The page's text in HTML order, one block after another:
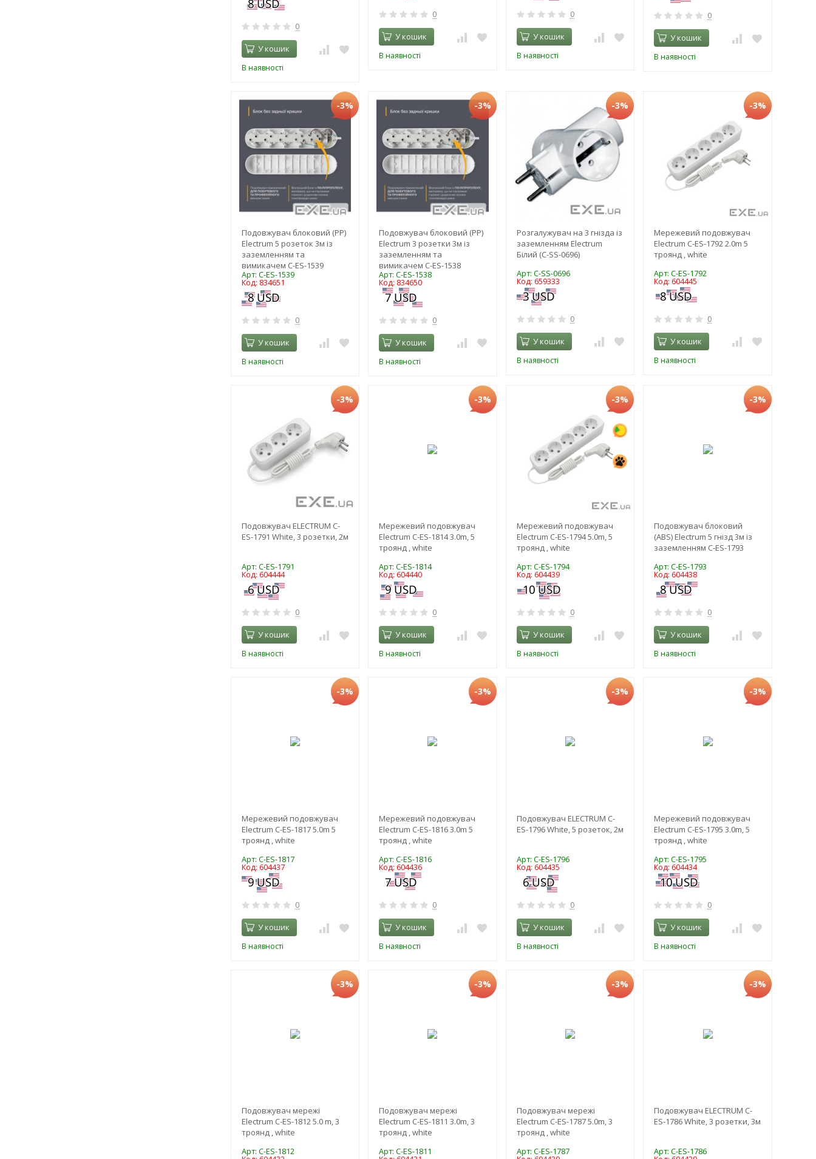
0
У кошик
В наявності
0
У кошик
В наявності
0
У кошик
В наявності
0
У кошик
В наявності
-3%
Подовжувач блоковий (PP)
Electrum 5 розеток 3м із
заземленням та
вимикачем C-ES-1539
Арт: C-ES-1539
Код: 834651
0
У кошик
В наявності
-3%
Подовжувач блоковий (PP)
Electrum 3 розетки 3м із
заземленням та
вимикачем C-ES-1538
Арт: C-ES-1538
Код: 834650
0
У кошик
В наявності
-3%
Розгалужувач на 3 гнізда із
заземленням Electrum
Білий (C-SS-0696)
Арт: C-SS-0696
Код: 659333
0
У кошик
В наявності
-3%
Мережевий подовжувач
Electrum C-ES-1792 2.0m 5
троянд , white
Арт: C-ES-1792
Код: 604445
0
У кошик
В наявності
-3%
Подовжувач ELECTRUM C-
ES-1791 White, 3 розетки, 2м
Арт: C-ES-1791
Код: 604444
0
У кошик
В наявності
-3%
Мережевий подовжувач
Electrum C-ES-1814 3.0m, 5
троянд , white
Арт: C-ES-1814
Код: 604440
0
У кошик
В наявності
-3%
Мережевий подовжувач
Electrum C-ES-1794 5.0m, 5
троянд , white
Арт: C-ES-1794
Код: 604439
0
У кошик
В наявності
-3%
Подовжувач блоковий
(ABS) Electrum 5 гнізд 3м із
заземленням C-ES-1793
Арт: C-ES-1793
Код: 604438
0
У кошик
В наявності
-3%
Мережевий подовжувач
Electrum C-ES-1817 5.0m 5
троянд , white
Арт: C-ES-1817
Код: 604437
0
У кошик
В наявності
-3%
Мережевий подовжувач
Electrum C-ES-1816 3.0m 5
троянд , white
Арт: C-ES-1816
Код: 604436
0
У кошик
В наявності
-3%
Подовжувач ELECTRUM C-
ES-1796 White, 5 розеток, 2м
Арт: C-ES-1796
Код: 604435
0
У кошик
В наявності
-3%
Мережевий подовжувач
Electrum C-ES-1795 3.0m, 5
троянд , white
Арт: C-ES-1795
Код: 604434
0
У кошик
В наявності
-3%
Подовжувач мережі
Electrum C-ES-1812 5.0 m, 3
троянд , white
Арт: C-ES-1812
-3%
Подовжувач мережі
Electrum C-ES-1811 3.0m, 3
троянд , white
Арт: C-ES-1811
-3%
Подовжувач мережі
Electrum C-ES-1787 5.0m, 3
троянд , white
Арт: C-ES-1787
-3%
Подовжувач ELECTRUM C-
ES-1786 White, 3 розетки, 3м
Арт: C-ES-1786